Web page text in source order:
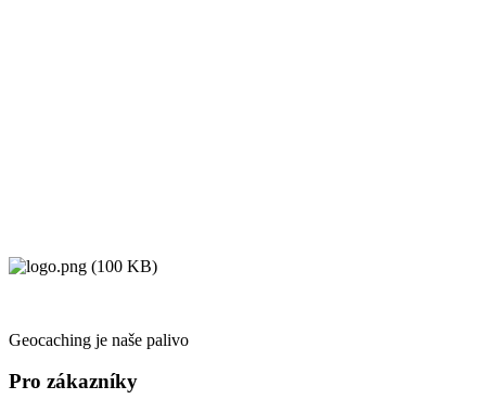
Geocaching je naše palivo
Pro zákazníky